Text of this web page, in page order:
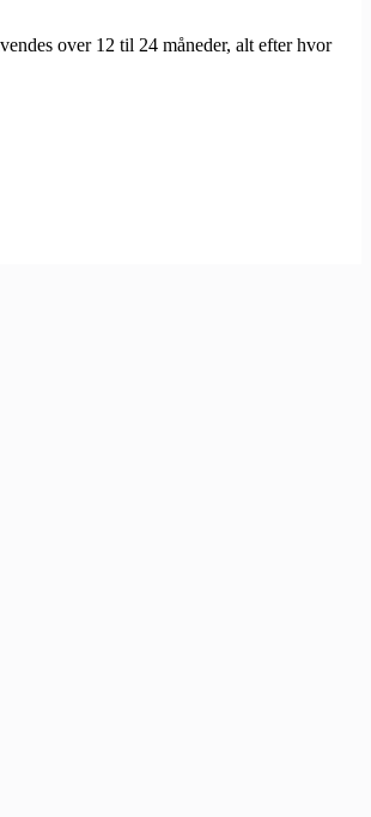
over 12 til 24 måneder, alt efter hvor